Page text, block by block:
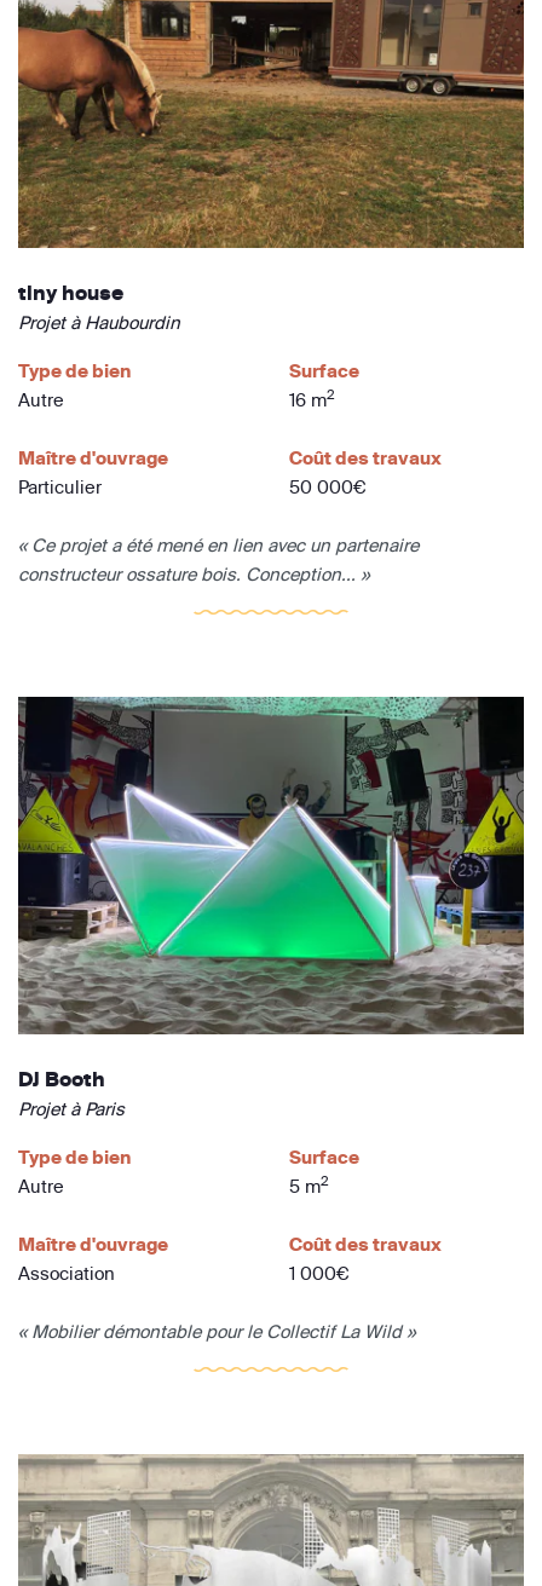
tiny house
Projet à Haubourdin
Type de bien
Autre
Surface
16 m2
Maître d'ouvrage
Particulier
Coût des travaux
50 000€
« Ce projet a été mené en lien avec un partenaire
constructeur ossature bois. Conception... »
DJ Booth
Projet à Paris
Type de bien
Autre
Surface
5 m2
Maître d'ouvrage
Association
Coût des travaux
1 000€
« Mobilier démontable pour le Collectif La Wild »